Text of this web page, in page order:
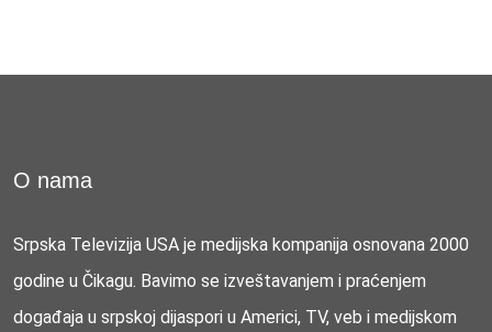
O nama
Srpska Televizija USA je medijska kompanija osnovana 2000
godine u Čikagu. Bavimo se izveštavanjem i praćenjem
događaja u srpskoj dijaspori u Americi, TV, veb i medijskom